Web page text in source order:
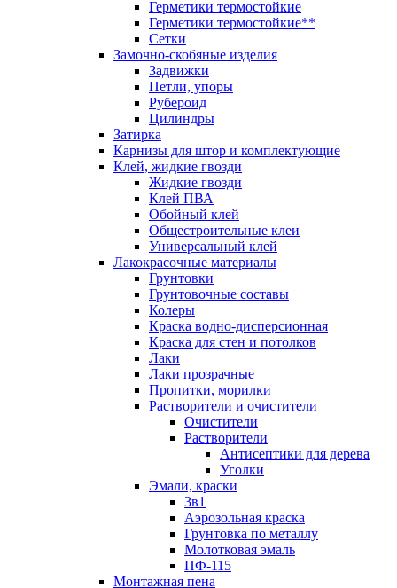
Герметики термостойкие
Герметики термостойкие**
Сетки
Замочно-скобяные изделия
Задвижки
Петли, упоры
Рубероид
Цилиндры
Затирка
Карнизы для штор и комплектующие
Клей, жидкие гвозди
Жидкие гвозди
Клей ПВА
Обойный клей
Общестроительные клеи
Универсальный клей
Лакокрасочные материалы
Грунтовки
Грунтовочные составы
Колеры
Краска водно-дисперсионная
Краска для стен и потолков
Лаки
Лаки прозрачные
Пропитки, морилки
Растворители и очистители
Очистители
Растворители
Антисептики для дерева
Уголки
Эмали, краски
3в1
Аэрозольная краска
Грунтовка по металлу
Молотковая эмаль
ПФ-115
Монтажная пена